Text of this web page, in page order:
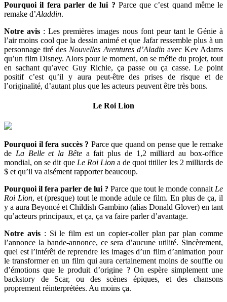
Pourquoi il fera parler de lui ? Parce que c’est quand même le
remake d’Aladdin.
Notre avis : Les premières images nous font peur tant le Génie à
l’air moins cool que la dessin animé et que Jafar ressemble plus à un
personnage tiré des Nouvelles Aventures d’Aladinavec Kev Adams
qu’un film Disney. Alors pour le moment, on se méfie du projet, tout
en sachant qu’avec Guy Richie, ça passe ou ça casse. Le point
positif c’est qu’il y aura peut-être des prises de risque et de
l’originalité, d’autant plus que les acteurs peuvent être très bons.
Le Roi Lion
Pourquoi il fera succès ? Parce que quand on pense que le remake
de La Belle et la Bêtea fait plus de 1,2 milliard au box-office
mondial, on se dit que Le Roi Liona de quoi titiller les 2 milliards de
$ et qu’il va aisément rapporter beaucoup.
Pourquoi il fera parler de lui ? Parce que tout le monde connait Le
Roi Lion, et (presque) tout le monde adule ce film. En plus de ça, il
y a aura Beyoncé et Childish Gambino (alias Donald Glover) en tant
qu’acteurs principaux, et ça, ça va faire parler d’avantage.
Notre avis: Si le film est un copier-coller plan par plan comme
l’annonce la bande-annonce, ce sera d’aucune utilité. Sincèrement,
quel est l’intérêt de reprendre les images d’un film d’animation pour
le transformer en un film qui aura certainement moins de souffle ou
d’émotions que le produit d’origine ? On espère simplement une
backstory de Scar, ou des scènes épiques, et des chansons
proprement réinterprétées. Au moins ça.